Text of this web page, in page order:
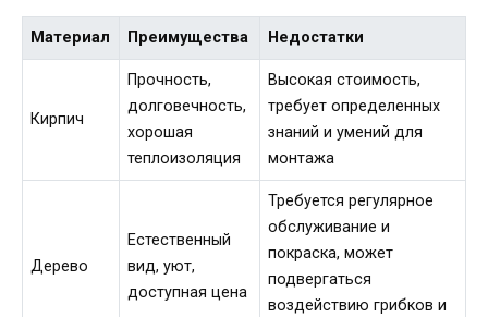
Материал Преимущества Недостатки
Кирпич
Прочность,
долговечность,
хорошая
теплоизоляция
Высокая стоимость,
требует определенных
знаний и умений для
монтажа
Дерево
Естественный
вид, уют,
доступная цена
Требуется регулярное
обслуживание и
покраска, может
подвергаться
воздействию грибков и